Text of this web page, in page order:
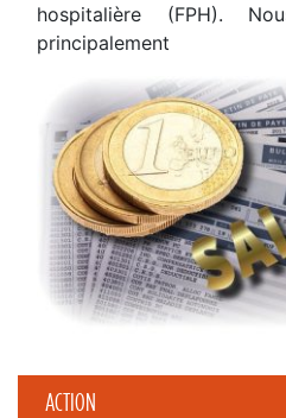
ACTION
hospitalière (FPH).
principalement